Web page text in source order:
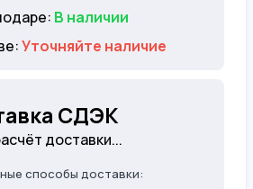
В наличии
Уточняйте наличие
СДЭК
доставки...
способы доставки: